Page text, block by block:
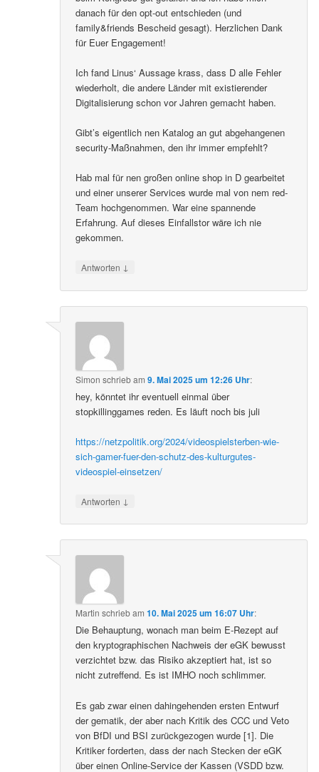
danach für den opt-out entschieden (und
family&friends Bescheid gesagt). Herzlichen Dank
für Euer Engagement!
Ich fand Linus‘ Aussage krass, dass D alle Fehler
wiederholt, die andere Länder mit existierender
Digitalisierung schon vor Jahren gemacht haben.
Gibt’s eigentlich nen Katalog an gut abgehangenen
security-Maßnahmen, den ihr immer empfehlt?
Hab mal für nen großen online shop in D gearbeitet
und einer unserer Services wurde mal von nem red-
Team hochgenommen. War eine spannende
Erfahrung. Auf dieses Einfallstor wäre ich nie
gekommen.
Antworten ↓
Simon schriebam9. Mai 2025 um 12:26 Uhr:
hey, könntet ihr eventuell einmal über
stopkillinggames reden. Es läuft noch bis juli
https://netzpolitik.org/2024/videospielsterben-wie-
sich-gamer-fuer-den-schutz-des-kulturgutes-
videospiel-einsetzen/
Antworten ↓
Martin schriebam10. Mai 2025 um 16:07 Uhr:
Die Behauptung, wonach man beim E-Rezept auf
den kryptographischen Nachweis der eGK bewusst
verzichtet bzw. das Risiko akzeptiert hat, ist so
nicht zutreffend. Es ist IMHO noch schlimmer.
Es gab zwar einen dahingehenden ersten Entwurf
der gematik, der aber nach Kritik des CCC und Veto
von BfDI und BSI zurückgezogen wurde [1]. Die
Kritiker forderten, dass der nach Stecken der eGK
über einen Online-Service der Kassen (VSDD bzw.